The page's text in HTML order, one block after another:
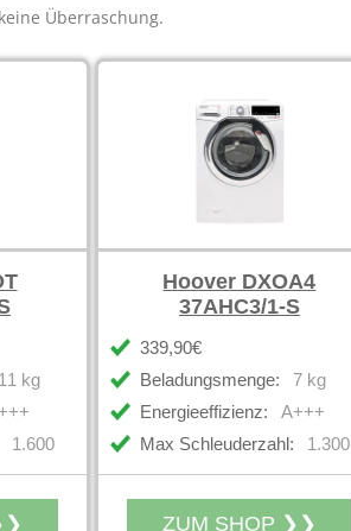
Überraschung.
11 kg
1.600
Hoover DXOA4
37AHC3/1-S
339,90€
Beladungsmenge:
7 kg
Energieeffizienz:
A+++
Max Schleuderzahl:
1.300